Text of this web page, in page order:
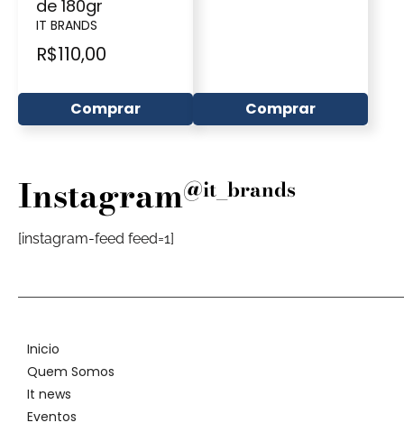
de 180gr
IT BRANDS
R$110,00
Comprar Comprar
Instagram@it_brands
[instagram-feed feed=1]
Inicio
Quem Somos
It news
Eventos